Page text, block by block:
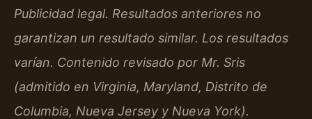
Publicidad legal. Resultados anteriores no
garantizan un resultado similar. Los resultados
varían. Contenido revisado por Mr. Sris
(admitido en Virginia, Maryland, Distrito de
Columbia, Nueva Jersey y Nueva York).